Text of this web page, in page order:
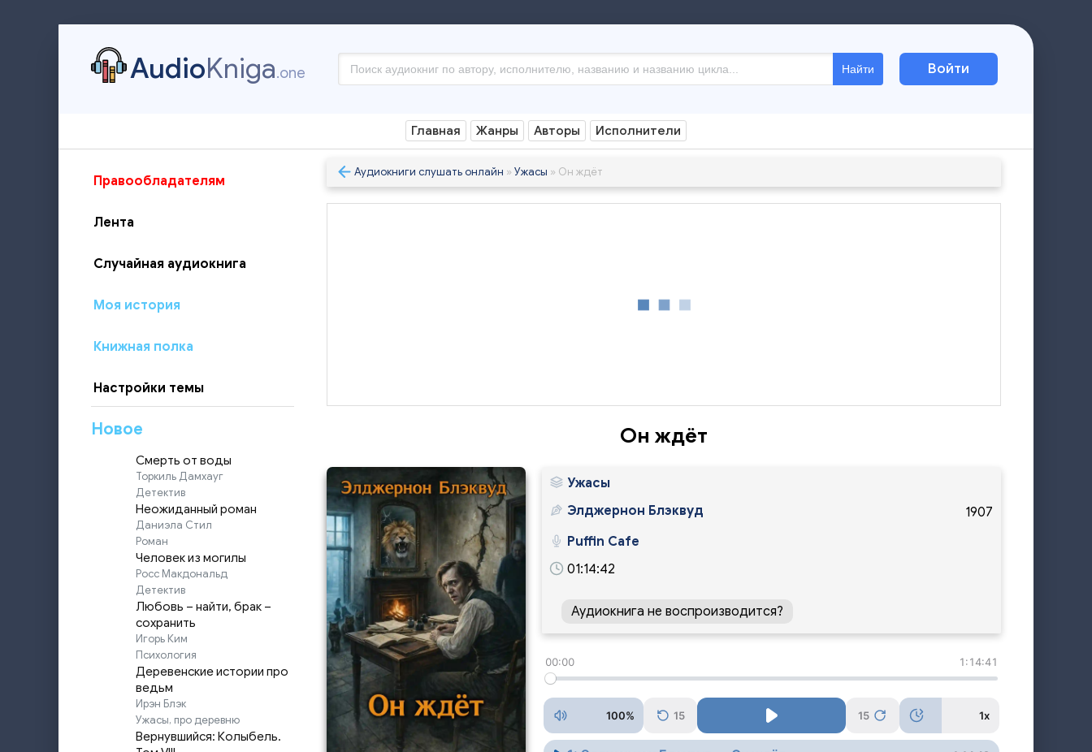
AudioKniga.one Найти Войти
Главная Жанры Авторы Исполнители
Правообладателям
Лента
Случайная аудиокнига
Моя история
Книжная полка
Настройки темы
Новое
Смерть от воды
Торкиль Дамхауг
Детектив
Неожиданный роман
Даниэла Стил
Роман
Человек из могилы
Росс Макдональд
Детектив
Любовь – найти, брак –
сохранить
Игорь Ким
Психология
Деревенские истории про
ведьм
Ирэн Блэк
Ужасы, про деревню
Вернувшийся: Колыбель.
Аудиокниги слушать онлайн » Ужасы » Он ждёт
Он ждёт
Ужасы
1907
Элджернон Блэквуд
Puffin Cafe
01:14:42
Аудиокнига не воспроизводится?
00:00 1:14:41
100% 15 15 1x